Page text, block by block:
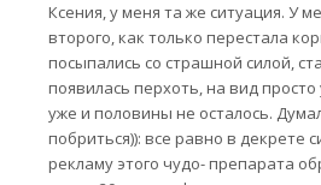
Ксения, у меня та же ситуация. У
второго, как только перестала
посыпались со страшной силой,
появилась перхоть, на вид
уже и половины не осталось.
побриться)): все равно в декрете
рекламу этого чудо- препарата